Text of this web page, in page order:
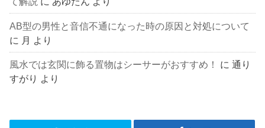
AB型の男性と音信不通になった時の原因と対処について
に 月 より
風水では玄関に飾る置物はシーサーがおすすめ！ に通り
すがり より